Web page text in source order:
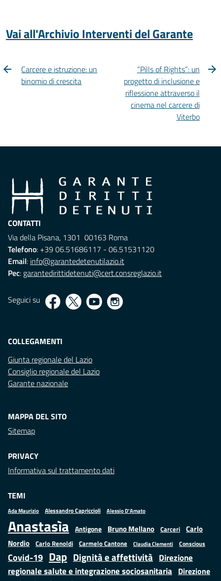
Vai all'Archivio Interventi del Garante
Carcere e istruzione: un
binomio di crescita
“Pills of Rights”: un
progetto di inclusione e
riflessione attraverso il
cinema nel carcere di
Viterbo
CONTATTI
Via della Pisana, 1301 00163 Roma
Telefono: +39 06.51686117 - 06.51531120
Email: info@garantedetenutilazio.it
Pec: garantedirittidetenuti@cert.consreglazio.it
Seguici su
COLLEGAMENTI
Giunta regionale del Lazio
Consiglio regionale del Lazio
Garante nazionale
MAPPA DEL SITO
Sitemap
PRIVACY
Informativa sul trattamento dati
TEMI
Ada Maurizio Alessandro Capriccioli Alessio D'Amato
Anastasìa Antigone Bruno Mellano Carceri
Carlo
Nordio Carlo Renoldi Carmelo Cantone Claudia Clementi Conscious
Covid-19 Dap Dignità e affettività Direzione
regionale salute e integrazione sociosanitaria Direzione